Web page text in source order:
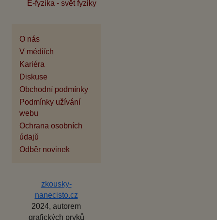
E-fyzika - svět fyziky
O nás
V médiích
Kariéra
Diskuse
Obchodní podmínky
Podmínky užívání
webu
Ochrana osobních
údajů
Odběr novinek
zkousky-
nanecisto.cz
2024, autorem
grafických prvků